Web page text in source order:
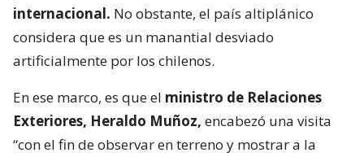
internacional. No obstante, el país altiplánico
considera que es un manantial desviado
artificialmente por los chilenos.
En ese marco, es que el ministro de Relaciones
Exteriores, Heraldo Muñoz, encabezó una visita
“con el fin de observar en terreno y mostrar a la